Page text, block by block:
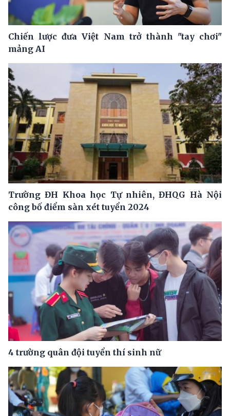
Chiến lược đưa Việt Nam trở thành "tay chơi"
mảng AI
Trường ĐH Khoa học Tự nhiên, ĐHQG Hà Nội
công bố điểm sàn xét tuyển 2024
4 trường quân đội tuyển thí sinh nữ